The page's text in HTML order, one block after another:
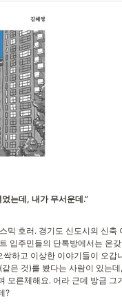
는데, 내가 무서운데.”
믹 호러. 경기도 신도시의 신축
입주민들의 단톡방에서는 온
싹하고 이상한 이야기들이 오갑
은 것)를 봤다는 사람이 있는
모른체해요. 어라 근데 방금 그
?